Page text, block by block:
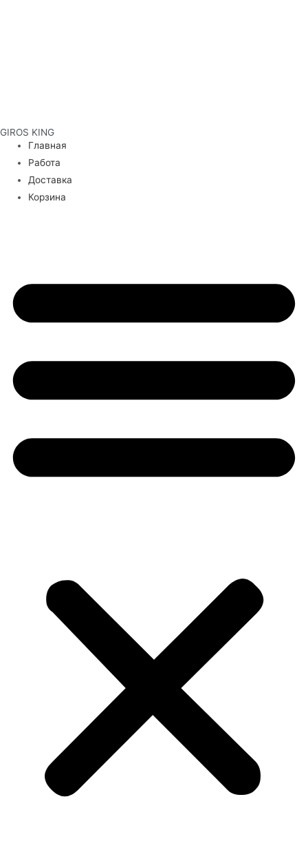
GIROS KING
Главная
Работа
Доставка
Корзина